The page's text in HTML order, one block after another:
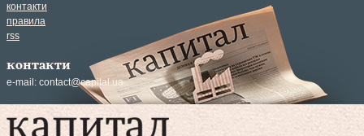
контакти
правила
rss
контакти
e-mail: contact@capital.ua